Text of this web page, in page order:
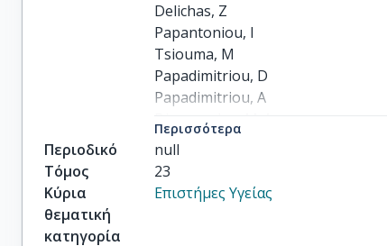
Delichas, Z
Papantoniou, I
Tsiouma, M
Papadimitriou, D
Papadimitriou, A
Dimopoulos, M-A
Dimitroulis, I
others
Περισσότερα
Περιοδικό
null
Τόμος
23
Κύρια
θεματική
κατηγορία
Επιστήμες Υγείας